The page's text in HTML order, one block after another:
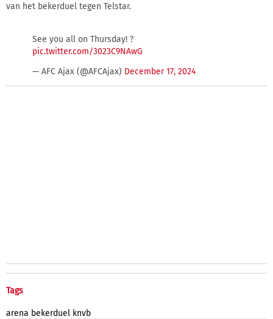
van het bekerduel tegen Telstar.
See you all on Thursday! ?
pic.twitter.com/3023C9NAwG
— AFC Ajax (@AFCAjax) December 17, 2024
Tags
arena bekerduel knvb